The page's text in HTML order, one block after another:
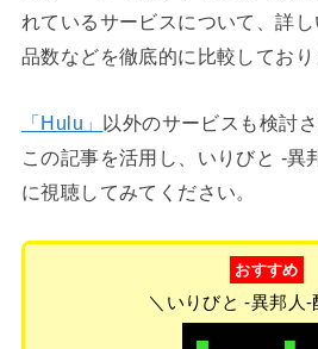
れているサービスについて、詳
品数などを徹底的に比較しており
「Hulu」 以外のサービスも検討
この記事を活用し、いりびと -異
に視聴してみてください。
おすすめ
＼いりびと -異邦人-